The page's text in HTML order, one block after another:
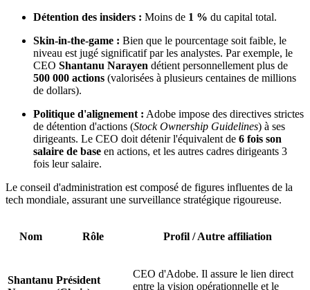
Détention des insiders : Moins de 1 % du capital total.
Skin-in-the-game : Bien que le pourcentage soit faible, le
niveau est jugé significatif par les analystes. Par exemple, le
CEO Shantanu Narayen détient personnellement plus de
500 000 actions (valorisées à plusieurs centaines de millions
de dollars).
Politique d'alignement : Adobe impose des directives strictes
de détention d'actions (Stock Ownership Guidelines) à ses
dirigeants. Le CEO doit détenir l'équivalent de 6 fois son
salaire de base en actions, et les autres cadres dirigeants 3
fois leur salaire.
Le conseil d'administration est composé de figures influentes de la
tech mondiale, assurant une surveillance stratégique rigoureuse.
Nom Rôle Profil / Autre affiliation
Shantanu Président
CEO d'Adobe. Il assure le lien direct
entre la vision opérationnelle et le